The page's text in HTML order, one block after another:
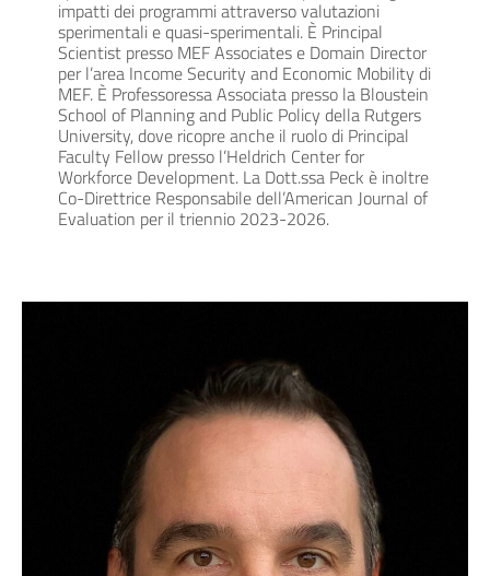
impatti dei programmi attraverso valutazioni
sperimentali e quasi-sperimentali. È Principal
Scientist presso MEF Associates e Domain Director
per l’area Income Security and Economic Mobility di
MEF. È Professoressa Associata presso la Bloustein
School of Planning and Public Policy della Rutgers
University, dove ricopre anche il ruolo di Principal
Faculty Fellow presso l’Heldrich Center for
Workforce Development. La Dott.ssa Peck è inoltre
Co-Direttrice Responsabile dell’American Journal of
Evaluation per il triennio 2023-2026.